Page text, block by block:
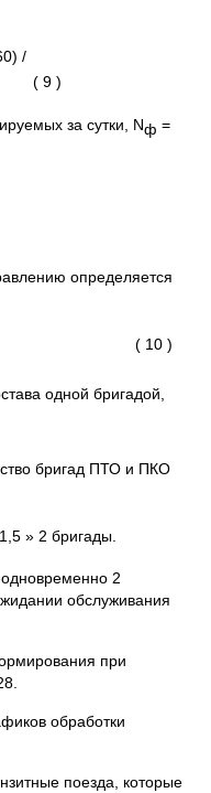
/
)
за сутки, Nф =
определяется
( 10 )
одной бригадой,
бригад ПТО и ПКО
» 2 бригады.
2
обслуживания
при
обработки
поезда, которые